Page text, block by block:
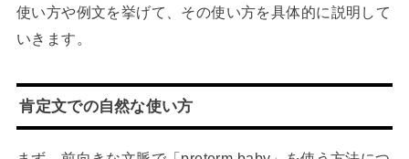
使い方や例文を挙げて、その使い方を具体的に説明して
いきます。
肯定文での自然な使い方